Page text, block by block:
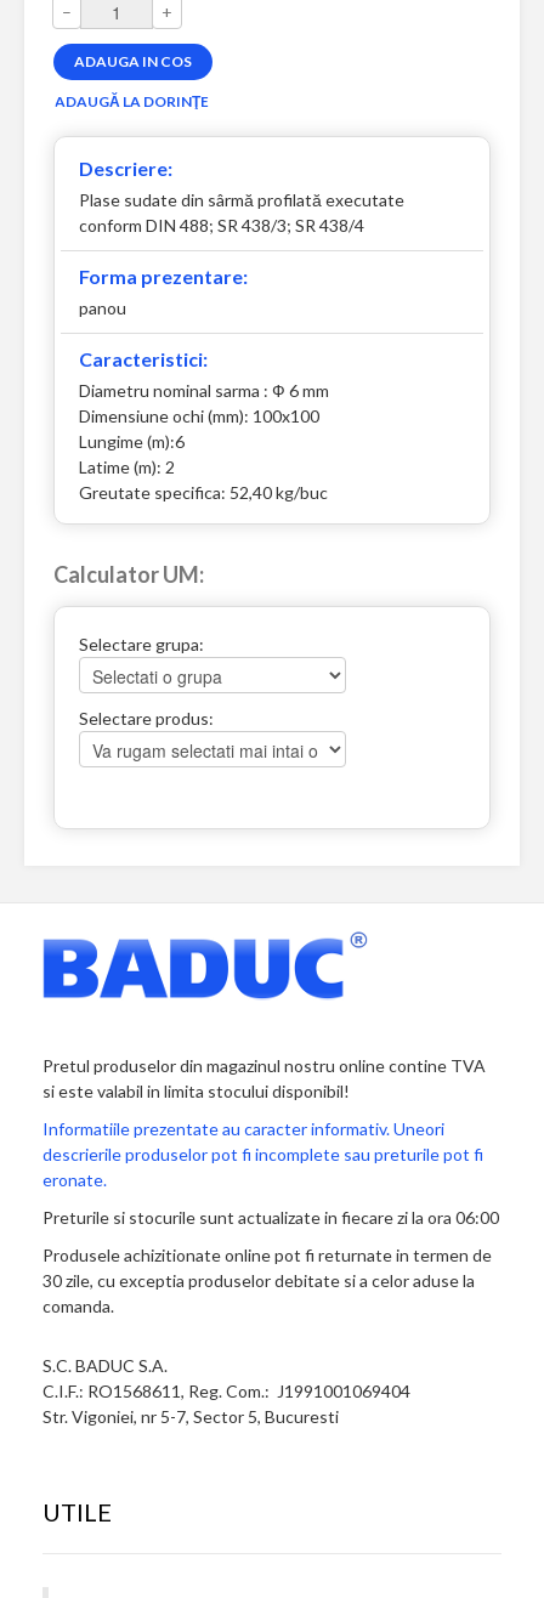
– +
Descriere:
Plase sudate din sârmă profilată executate
conform DIN 488; SR 438/3; SR 438/4
Forma prezentare:
panou
Caracteristici:
Diametru nominal sarma : Ф 6 mm
Dimensiune ochi (mm): 100x100
Lungime (m):6
Latime (m): 2
Greutate specifica: 52,40 kg/buc
Calculator UM:
Selectare grupa:
Selectare produs:
Pretul produselor din magazinul nostru online contine TVA
si este valabil in limita stocului disponibil!
Informatiile prezentate au caracter informativ. Uneori
descrierile produselor pot fi incomplete sau preturile pot fi
eronate.
Preturile si stocurile sunt actualizate in fiecare zi la ora 06:00
Produsele achizitionate online pot fi returnate in termen de
30 zile, cu exceptia produselor debitate si a celor aduse la
comanda.
S.C. BADUC S.A.
C.I.F.: RO1568611, Reg. Com.: J1991001069404
Str. Vigoniei, nr 5-7, Sector 5, Bucuresti
UTILE